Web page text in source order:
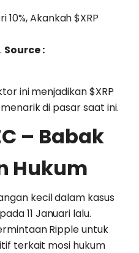
Source :
ini menjadikan $XRP
di pasar saat ini.
– Babak
Hukum
kecil dalam kasus
11 Januari lalu.
Ripple untuk
terkait mosi hukum